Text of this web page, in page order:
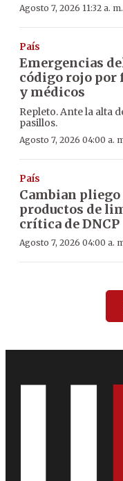
Agosto 7, 2026 11:32 a. m.
País
Emergencias
código rojo por
y médicos
Repleto. Ante la alta
pasillos.
Agosto 7, 2026 04:00 a.
País
Cambian pliego
productos de
crítica de DNCP
Agosto 7, 2026 04:00 a.